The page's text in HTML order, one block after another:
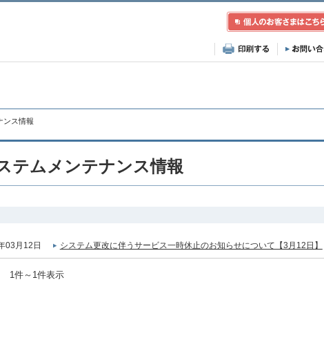
ンス情報
テムメンテナンス情報
03月12日 システム更改に伴うサービス一時休止のお知らせについて【3月12日】
1件～1件表示